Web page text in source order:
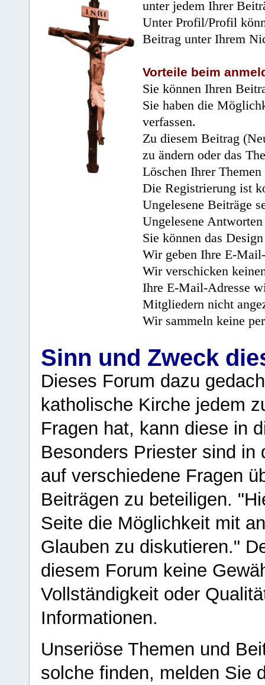
unter jedem Ihrer
Unter Profil/Profil
Beitrag unter Ihrem
Vorteile beim
Sie können Ihren
Sie haben die
verfassen.
Zu diesem Beitrag
zu ändern oder das
Löschen Ihrer
Die Registrierung ist
Ungelesene Beiträge
Ungelesene
Sie können das
Wir geben Ihre E-
Wir verschicken
Ihre E-Mail-Adresse
Mitgliedern nicht
Wir sammeln keine
Sinn und Zweck
Dieses Forum dazu
katholische Kirche jedem
Fragen hat, kann diese in
Besonders Priester sind in
auf verschiedene Fragen
Beiträgen zu beteiligen.
Seite die Möglichkeit mit
Glauben zu diskutieren."
diesem Forum keine
Vollständigkeit oder
Informationen.
Unseriöse Themen und
solche finden, melden Sie